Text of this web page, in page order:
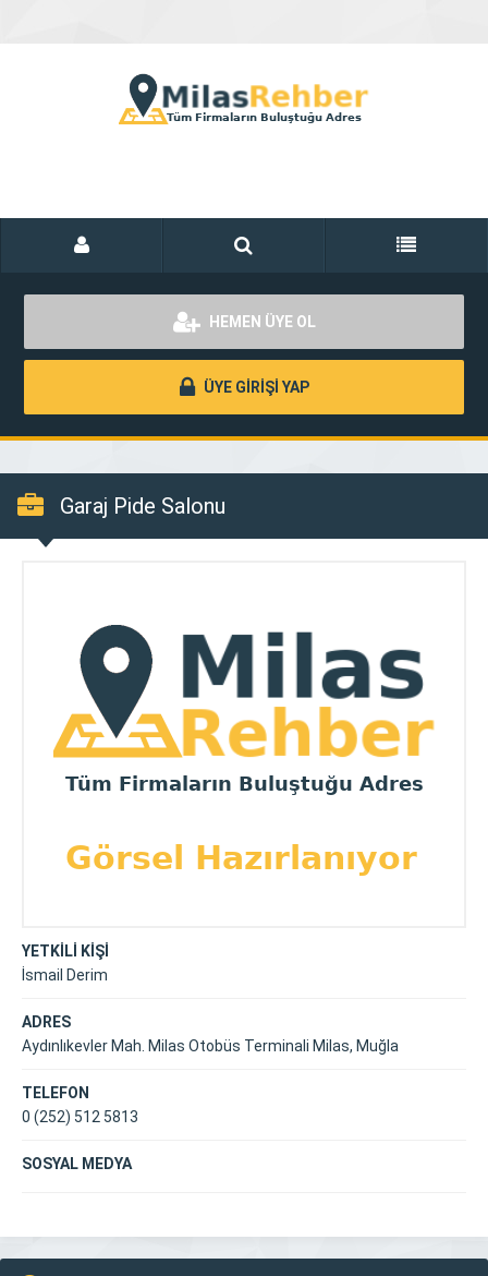
HEMEN ÜYE OL
ÜYE GİRİŞİ YAP
Garaj Pide Salonu
YETKİLİ KİŞİ
İsmail Derim
ADRES
Aydınlıkevler Mah. Milas Otobüs Terminali Milas, Muğla
TELEFON
0 (252) 512 5813
SOSYAL MEDYA